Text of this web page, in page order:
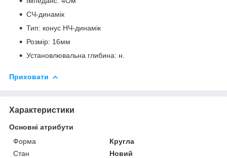
СЧ-динамік
Тип: конус НЧ-динамік
Розмір: 16мм
Установлювальна глибина: н.
Приховати
Характеристики
Основні атрибути
Форма
Кругла
Стан
Новий